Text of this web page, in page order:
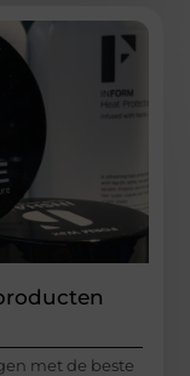
met de beste